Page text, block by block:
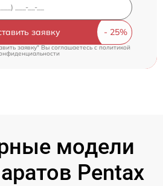
заявку
заявку" Вы соглашаетесь cполитикой
модели
Pentax